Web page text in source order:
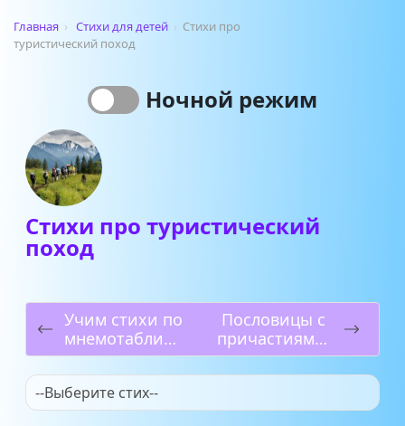
Главная › Стихи для детей › Стихи про
туристический поход
Ночной режим
Стихи про туристический
поход
Учим стихи по
мнемотаблица
м
Пословицы с
причастиями:
образность и
глубина
мудрости
--Выберите стих--